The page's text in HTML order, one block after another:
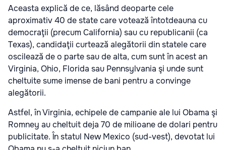
Aceasta explică de ce, lăsând deoparte cele
aproximativ 40 de state care votează întotdeauna cu
democraţii (precum California) sau cu republicanii (ca
Texas), candidaţii curtează alegătorii din statele care
oscilează de o parte sau de alta, cum sunt în acest an
Virginia, Ohio, Florida sau Pennsylvania şi unde sunt
cheltuite sume imense de bani pentru a convinge
alegătorii.
Astfel, în Virginia, echipele de campanie ale lui Obama şi
Romney au cheltuit deja 70 de milioane de dolari pentru
publicitate. În statul New Mexico (sud-vest), devotat lui